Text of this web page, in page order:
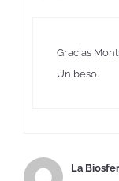
Gracias
Un beso.
La